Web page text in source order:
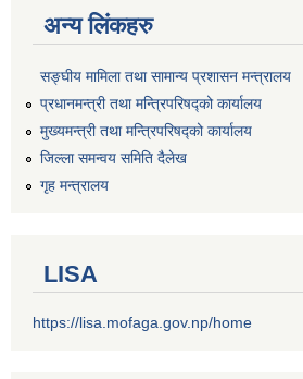
अन्य लिंकहरु
सङ्‍घीय मामिला तथा सामान्य प्रशासन मन्त्रालय
प्रधानमन्त्री तथा मन्त्रिपरिषद्को कार्यालय
मुख्यमन्त्री तथा मन्त्रिपरिषद्को कार्यालय
जिल्ला समन्वय समिति दैलेख
गृह मन्त्रालय
LISA
https://lisa.mofaga.gov.np/home